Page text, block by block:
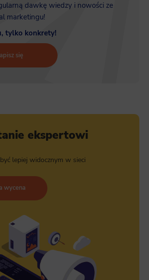
dawkę wiedzy i nowości ze
marketingu!
tylko konkrety!
się
ekspertowi
lepiej widocznym w sieci
wycena